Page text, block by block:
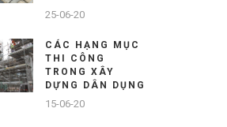
25-06-20
CÁC HẠNG MỤC
THI CÔNG
TRONG XÂY
DỰNG DÂN DỤNG
15-06-20